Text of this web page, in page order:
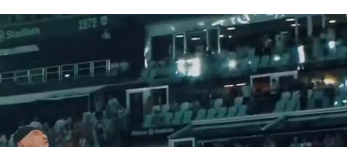
Le Ricette in TV
Primi Piatti
Ricette Facili e Veloci
Ricette Feste
Ricette per Bambini